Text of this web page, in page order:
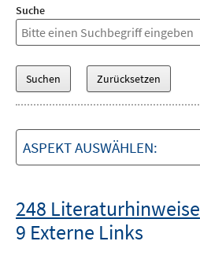
Suche
ASPEKT AUSWÄHLEN:
248 Literaturhinweise
9 Externe Links